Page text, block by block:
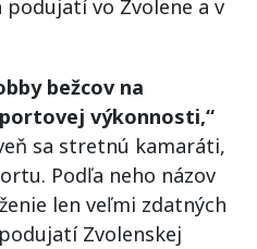
vo Zvolene a v
bežcov na
výkonnosti,“
sa stretnú kamaráti,
Podľa neho názov
len veľmi zdatných
Zvolenskej